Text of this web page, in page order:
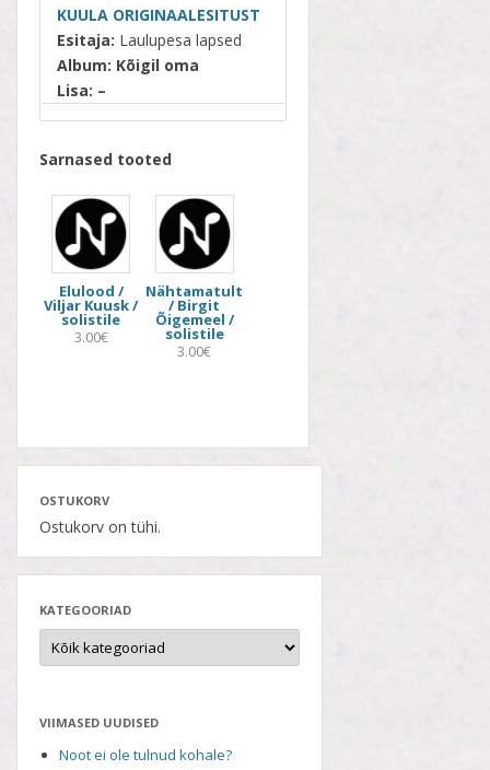
KUULA ORIGINAALESITUST
Esitaja: Laulupesa lapsed
Album: Kõigil oma
Lisa: –
Sarnased tooted
Elulood /
Viljar Kuusk /
solistile
3.00€
Nähtamatult
/ Birgit
Õigemeel /
solistile
3.00€
OSTUKORV
Ostukorv on tühi.
KATEGOORIAD
VIIMASED UUDISED
Noot ei ole tulnud kohale?